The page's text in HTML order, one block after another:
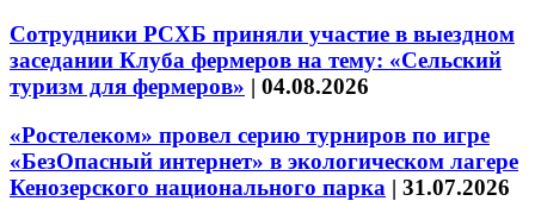
Сотрудники РСХБ приняли участие в выездном
заседании Клуба фермеров на тему: «Сельский
туризм для фермеров» | 04.08.2026
«Ростелеком» провел серию турниров по игре
«БезОпасный интернет» в экологическом лагере
Кенозерского национального парка | 31.07.2026